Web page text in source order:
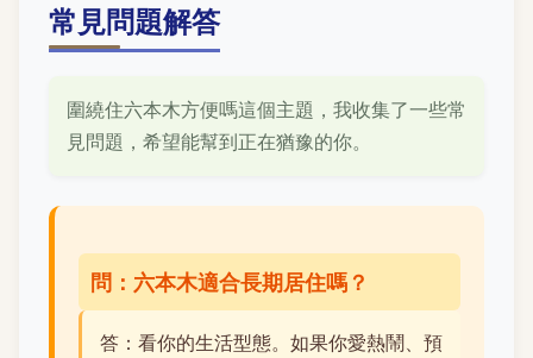
常見問題解答
圍繞住六本木方便嗎這個主題，我收集了一些常
見問題，希望能幫到正在猶豫的你。
問：六本木適合長期居住嗎？
答：看你的生活型態。如果你愛熱鬧、預